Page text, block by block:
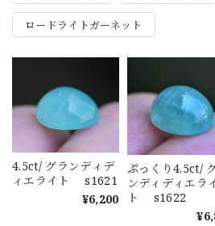
ロードライトガーネット
4.5ct/ グランディデ
ィエライト s1621
¥6,200
ぷっくり4.5ct/ グラ
ンディディエライ
ト s1622